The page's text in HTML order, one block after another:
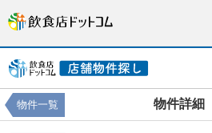
物件詳細
物件一覧